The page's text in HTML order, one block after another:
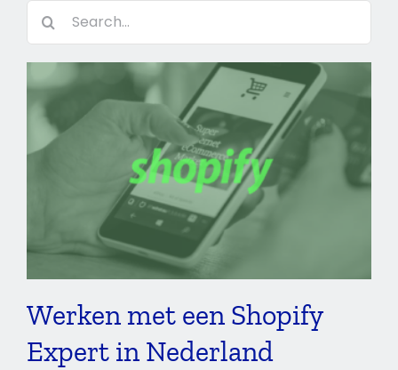
Zoeken
naar:
Werken met een
Shopify Expert in
Nederland
Webdesign
Werken met een Shopify
Expert in Nederland